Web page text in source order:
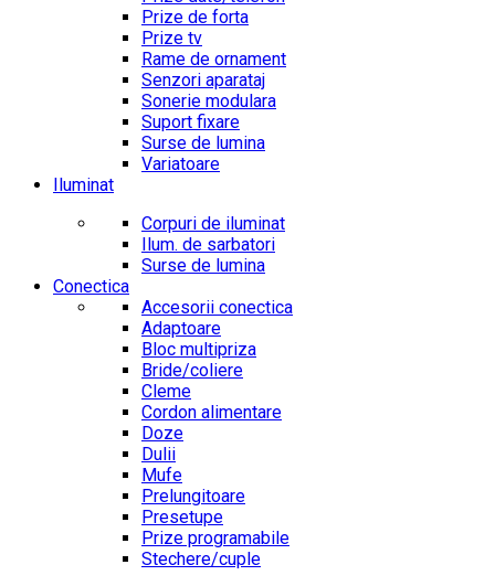
Prize de forta
Prize tv
Rame de ornament
Senzori aparataj
Sonerie modulara
Suport fixare
Surse de lumina
Variatoare
Iluminat
Corpuri de iluminat
Ilum. de sarbatori
Surse de lumina
Conectica
Accesorii conectica
Adaptoare
Bloc multipriza
Bride/coliere
Cleme
Cordon alimentare
Doze
Dulii
Mufe
Prelungitoare
Presetupe
Prize programabile
Stechere/cuple